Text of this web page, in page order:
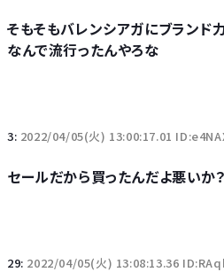
そもそもバレンシアガにブランド
なんで流行ったんやろな
3: 2022/04/05(火) 13:00:17.01
セールだから買ったんだよ悪いか？
29: 2022/04/05(火) 13:08:13.36